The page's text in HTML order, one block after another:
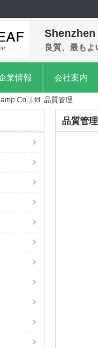
良質、最もよ
業情報 会社案内
Co.,Ltd. 品質管理
品質管理